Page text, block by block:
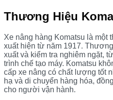
Thương Hiệu
Xe nâng hàng Komatsu là một
xuất hiện từ năm 1917.
xuất và kiểm tra nghiêm ngặt,
trình chế tạo máy. Komatsu
cấp xe nâng có chất lượng tốt
hạ và di chuyển hàng hóa,
cho người vận hành.